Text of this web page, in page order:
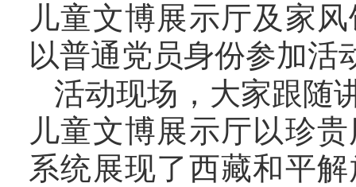
儿童文博展示厅及家
以普通党员身份参加活
活动现场，大家跟随
儿童文博展示厅以珍
系统展现了西藏和平